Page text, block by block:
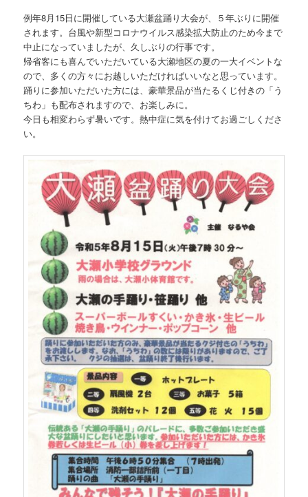
例年8月15日に開催している大瀬盆踊り大会が、５年ぶりに開催
されます。台風や新型コロナウイルス感染拡大防止のため今まで
中止になっていましたが、久しぶりの行事です。
帰省客にも喜んでいただいている大瀬地区の夏の一大イベントな
ので、多くの方々にお越しいただければいいなと思っています。
踊りに参加いただいた方には、豪華景品が当たるくじ付きの「う
ちわ」も配布されますので、お楽しみに。
今日も相変わらず暑いです。熱中症に気を付けてお過ごしくださ
い。